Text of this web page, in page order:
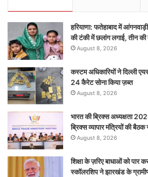
हरियाणा: फतेहाबाद में
की टंकी में छलांग लगाई, तीन की
August 8, 2026
कस्टम अधिकारियों ने दिल्ली
24 कैरेट सोना किया ज़ब्त
August 8, 2026
भारत की ब्रिक्‍स अध्यक्षता
ब्रिक्‍स व्यापार मंत्रियों की
August 8, 2026
शिक्षा के ज़रिए बाधाओं को
स्कॉलरशिप ने झारखंड के